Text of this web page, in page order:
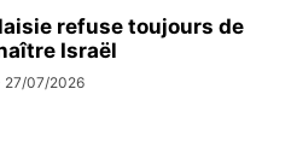
refuse toujours de
Israël
27/07/2026